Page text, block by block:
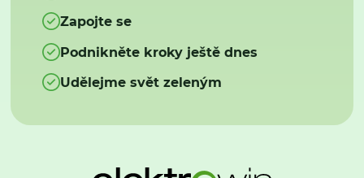
Zapojte se
Podnikněte kroky ještě dnes
Udělejme svět zeleným